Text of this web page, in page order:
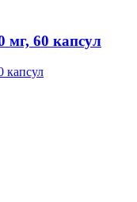
мг, 60 капсул